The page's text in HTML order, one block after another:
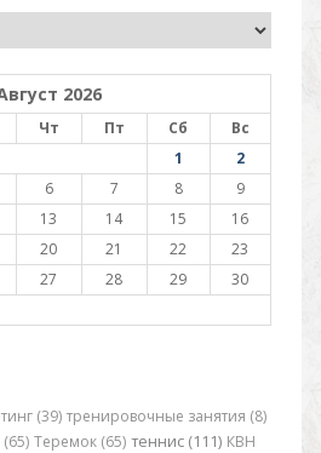
2026
Чт Пт Сб
Вс
1
2
6 7 8
9
13 14 15
16
20 21 22
23
27 28 29
30
(39) тренировочные занятия (8)
Теремок (65) теннис (111) КВН